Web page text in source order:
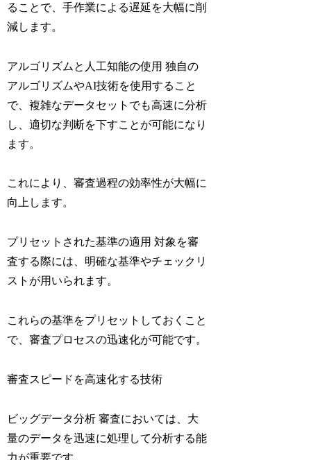
ることで、手作業による遅延を大幅に削
減します。
アルゴリズムと人工知能の使用 独自の
アルゴリズムやAI技術を使用すること
で、複雑なデータセットでも高速に分析
し、適切な判断を下すことが可能になり
ます。
これにより、審査過程の効率性が大幅に
向上します。
プリセットされた基準の適用 対象を審
査する際には、明確な基準やチェックリ
ストが用いられます。
これらの基準をプリセットしておくこと
で、審査プロセスの迅速化が可能です。
審査スピードを高速化する技術
ビッグデータ分析 審査においては、大
量のデータを迅速に処理して分析する能
力が重要です。